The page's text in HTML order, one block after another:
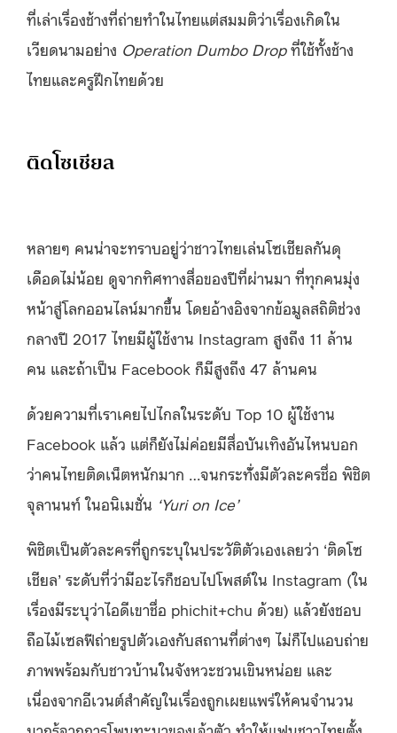
ที่เล่าเรื่องช้างที่ถ่ายทำในไทยแต่สมมติว่าเรื่องเกิดใน
เวียดนามอย่าง Operation Dumbo Dropที่ใช้ทั้งช้าง
ไทยและครูฝึกไทยด้วย
ติดโซเชียล
หลายๆ คนน่าจะทราบอยู่ว่าชาวไทยเล่นโซเชียลกันดุ
เดือดไม่น้อย ดูจากทิศทางสื่อของปีที่ผ่านมา ที่ทุกคนมุ่ง
หน้าสู่โลกออนไลน์มากขึ้น โดยอ้างอิงจากข้อมูลสถิติช่วง
กลางปี 2017 ไทยมีผู้ใช้งาน Instagram สูงถึง 11 ล้าน
คน และถ้าเป็น Facebook ก็มีสูงถึง 47 ล้านคน
ด้วยความที่เราเคยไปไกลในระดับ Top 10 ผู้ใช้งาน
Facebook แล้ว แต่ก็ยังไม่ค่อยมีสื่อบันเทิงอันไหนบอก
ว่าคนไทยติดเน็ตหนักมาก …จนกระทั่่งมีตัวละครชื่อ พิชิต
จุลานนท์ ในอนิเมชั่น ‘Yuri on Ice’
พิชิตเป็นตัวละครที่ถูกระบุในประวัติตัวเองเลยว่า ‘ติดโซ
เชียล’ ระดับที่ว่ามีอะไรก็ชอบไปโพสต์ใน Instagram (ใน
เรื่องมีระบุว่าไอดีเขาชื่อ phichit+chu ด้วย) แล้วยังชอบ
ถือไม้เซลฟีถ่ายรูปตัวเองกับสถานที่ต่างๆ ไม่ก็ไปแอบถ่าย
ภาพพร้อมกับชาวบ้านในจังหวะชวนเขินหน่อย และ
เนื่องจากอีเวนต์สำคัญในเรื่องถูกเผยแพร่ให้คนจำนวน